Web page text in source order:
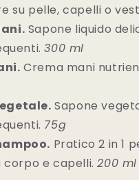
su pelle, capelli o
Sapone liquido
300 ml
Crema mani
Sapone
75g
Pratico 2 in 1
corpo e capelli.200 ml